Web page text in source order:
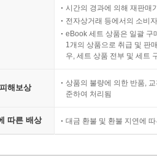
시간의 경과에 의해 재판매
전자상거래 등에서의 소비
eBook 세트 상품은 일괄 구
1개의 상품으로 취급 및 판
우, 세트 상품 전부 및 세트
해보상
상품의 불량에 의한 반품,
준하여 처리됨
따른 배상 대금 환불 및 환불 지연에